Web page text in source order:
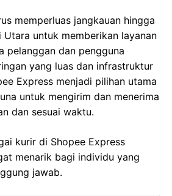
memperluas jangkauan hingga
Utara untuk memberikan layanan
pelanggan dan pengguna
yang luas dan infrastruktur
Express menjadi pilihan utama
untuk mengirim dan menerima
dan sesuai waktu.
kurir di Shopee Express
menarik bagi individu yang
jawab.